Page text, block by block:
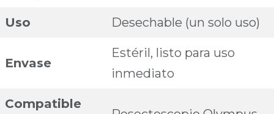
Uso Desechable (un solo uso)
Envase
Estéril, listo para uso
inmediato
Compatible